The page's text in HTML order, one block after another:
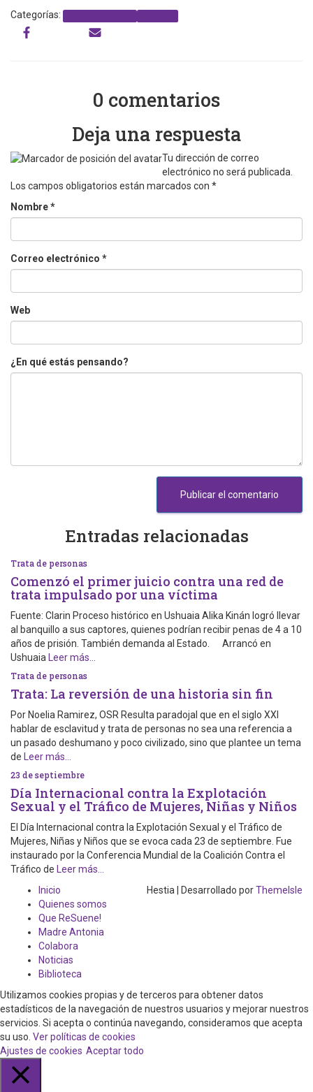
Categorías:
0 comentarios
Deja una respuesta
Tu dirección de correo
electrónico no será publicada.
Los campos obligatorios están marcados con *
Nombre*
Correo electrónico *
Web
¿En qué estás pensando?
Entradas relacionadas
Trata de personas
Comenzó el primer juicio contra una red de
trata impulsado por una víctima
Fuente: Clarin Proceso histórico en Ushuaia Alika Kinán logró llevar
al banquillo a sus captores, quienes podrían recibir penas de 4 a 10
años de prisión. También demanda al Estado. Arrancó en
Ushuaia Leer más…
Trata de personas
Trata: La reversión de una historia sin fin
Por Noelia Ramirez, OSR Resulta paradojal que en el siglo XXI
hablar de esclavitud y trata de personas no sea una referencia a
un pasado deshumano y poco civilizado, sino que plantee un tema
de Leer más…
23 de septiembre
Día Internacional contra la Explotación
Sexual y el Tráfico de Mujeres, Niñas y Niños
El Día Internacional contra la Explotación Sexual y el Tráfico de
Mujeres, Niñas y Niños que se evoca cada 23 de septiembre. Fue
instaurado por la Conferencia Mundial de la Coalición Contra el
Tráfico de Leer más…
Inicio
Quienes somos
Que ReSuene!
Madre Antonia
Colabora
Noticias
Biblioteca
Hestia | Desarrollado porThemeIsle
Utilizamos cookies propias y de terceros para obtener datos
estadísticos de la navegación de nuestros usuarios y mejorar nuestros
servicios. Si acepta o continúa navegando, consideramos que acepta
su uso. Ver políticas de cookies
Ajustes de cookies Aceptar todo